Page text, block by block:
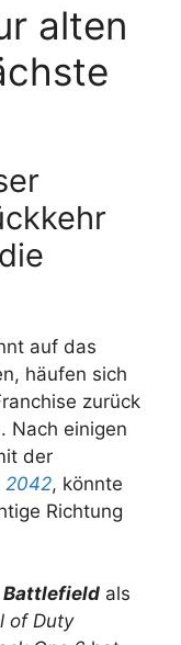
alten
auf das
häufen sich
zurück
Nach einigen
der
2042, könnte
Richtung
Battlefield als
of Duty